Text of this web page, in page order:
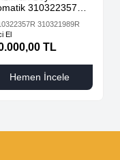
310322357R
310321989R
El
TL
Hemen İncele